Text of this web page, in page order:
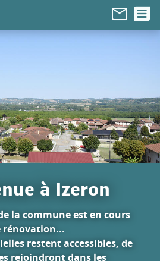
à Izeron
la commune est en cours
rénovation...
restent accessibles, de
rejoindront dans les